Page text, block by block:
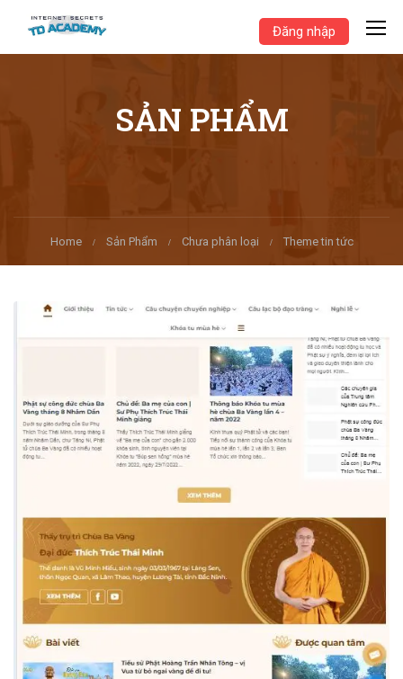
Đăng nhập
SẢN PHẨM
Home Sản Phẩm Chưa phân loại Theme tin tức